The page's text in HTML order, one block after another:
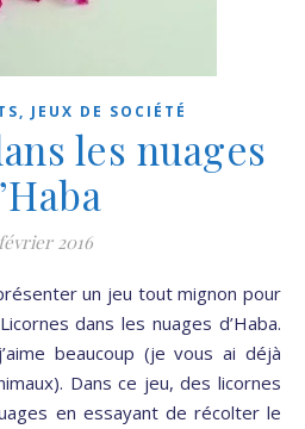
JEUX DE SOCIÉTÉ
les nuages
2016
dans les nuages d’Haba.
beaucoup (je vous ai déjà
Dans ce jeu, des licornes
en essayant de récolter le